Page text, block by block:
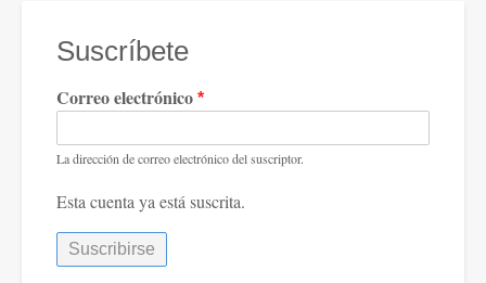
una
movilización
en
favor
la
Suscríbete
Correo electrónico
La dirección de correo electrónico del suscriptor.
Esta cuenta ya está suscrita.